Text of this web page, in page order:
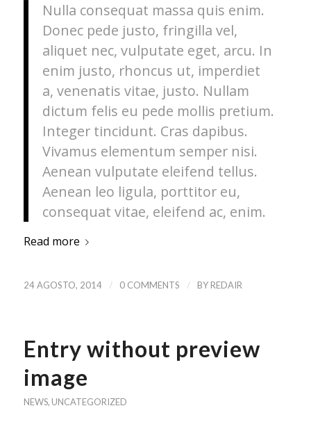
Nulla consequat massa quis enim.
Donec pede justo, fringilla vel,
aliquet nec, vulputate eget, arcu. In
enim justo, rhoncus ut, imperdiet
a, venenatis vitae, justo. Nullam
dictum felis eu pede mollis pretium.
Integer tincidunt. Cras dapibus.
Vivamus elementum semper nisi.
Aenean vulputate eleifend tellus.
Aenean leo ligula, porttitor eu,
consequat vitae, eleifend ac, enim.
Read more
24 AGOSTO, 2014 / 0 COMMENTS / BY REDAIR
Entry without preview
image
NEWS, UNCATEGORIZED